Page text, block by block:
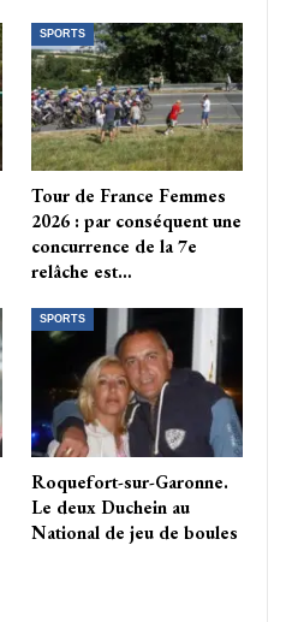
SPORTS
Tour de France Femmes
2026 : par conséquent une
concurrence de la 7e
relâche est…
SPORTS
Roquefort-sur-Garonne.
Le deux Duchein au
National de jeu de boules